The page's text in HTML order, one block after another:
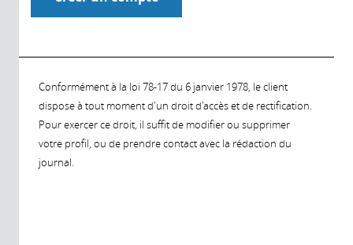
Conformément à la loi 78-17 du 6 janvier 1978, le client
dispose à tout moment d'un droit d'accès et de rectification.
Pour exercer ce droit, il suffit de modifier ou supprimer
votre profil, ou de prendre contact avec la rédaction du
journal.